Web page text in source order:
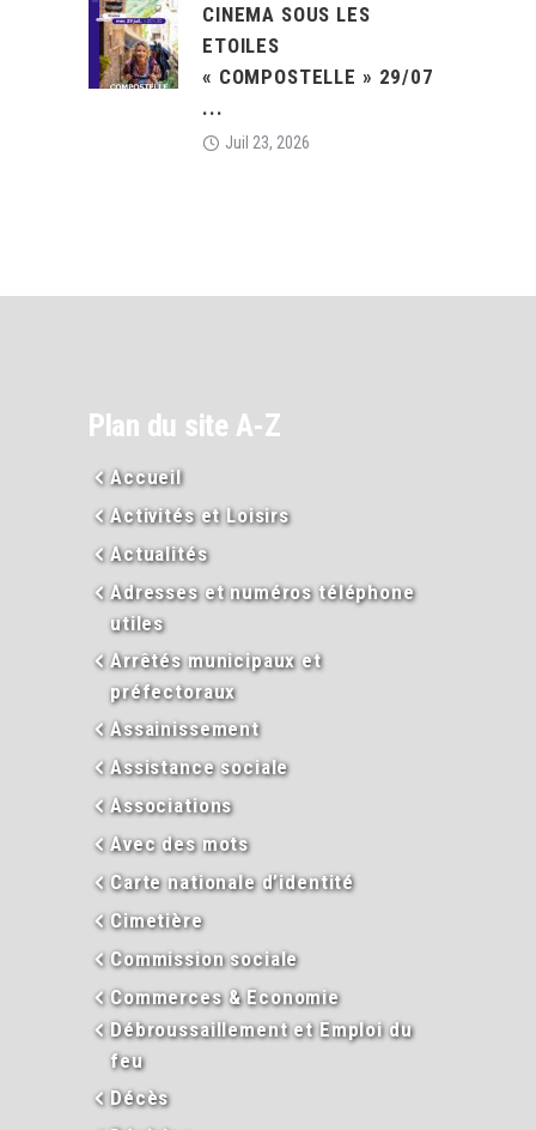
CINEMA SOUS LES
ETOILES
« COMPOSTELLE » 29/07
...
Juil 23, 2026
Plan du site A-Z
Accueil
Activités et Loisirs
Actualités
Adresses et numéros téléphone
utiles
Arrêtés municipaux et
préfectoraux
Assainissement
Assistance sociale
Associations
Avec des mots
Carte nationale d’identité
Cimetière
Commission sociale
Commerces & Economie
Débroussaillement et Emploi du
feu
Décès